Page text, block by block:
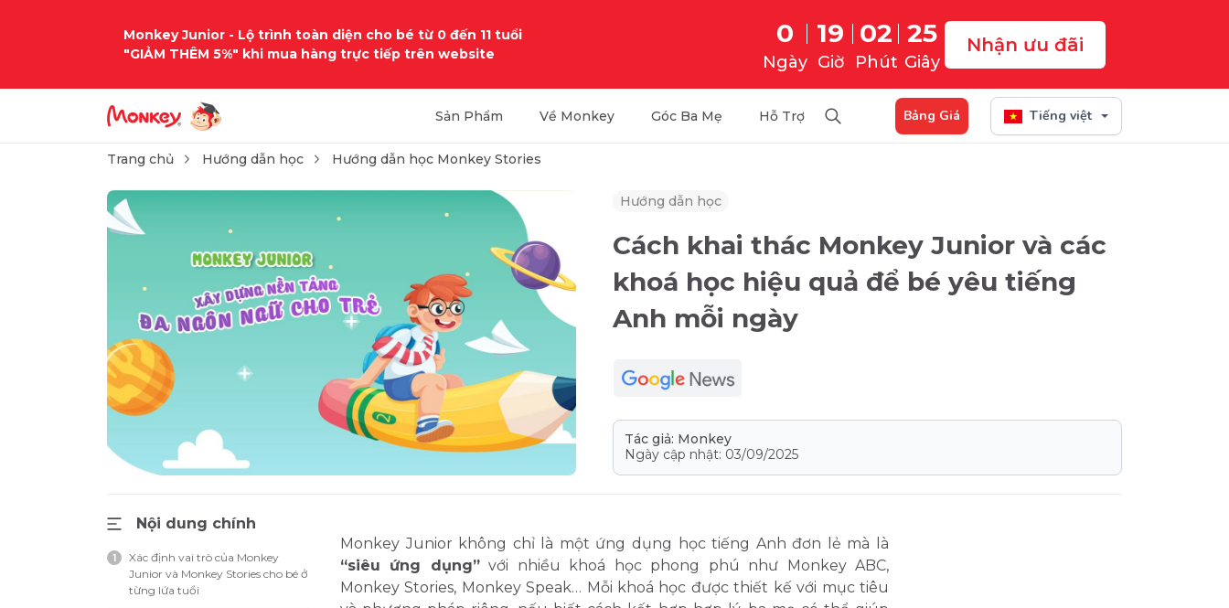
Monkey Junior - Lộ trình toàn diện cho bé từ 0 đến 11 tuổi
"GIẢM THÊM 5%" khi mua hàng trực tiếp trên website
0
Ngày
19
Giờ
02
Phút
24
Giây
Nhận ưu đãi
Sản Phẩm Về Monkey Góc Ba Mẹ Hỗ Trợ Bảng Giá Tiếng việt
Trang chủ Hướng dẫn học Hướng dẫn học Monkey Stories
Hướng dẫn học
Cách khai thác Monkey Junior và các
khoá học hiệu quả để bé yêu tiếng
Anh mỗi ngày
Tác giả: Monkey
Ngày cập nhật: 03/09/2025
Nội dung chính
1
Xác định vai trò của Monkey
Junior và Monkey Stories cho bé ở
từng lứa tuổi
Monkey Junior không chỉ là một ứng dụng học tiếng Anh đơn lẻ mà là
“siêu ứng dụng”với nhiều khoá học phong phú như Monkey ABC,
Monkey Stories, Monkey Speak… Mỗi khoá học được thiết kế với mục tiêu